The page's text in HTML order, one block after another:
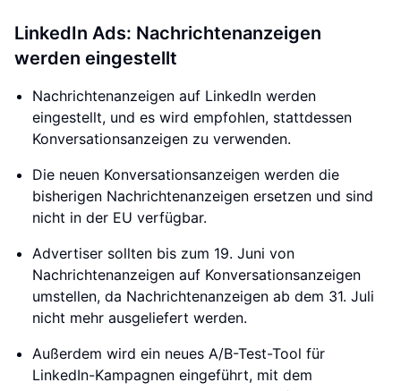
LinkedIn Ads: Nachrichtenanzeigen
werden eingestellt
Nachrichtenanzeigen auf LinkedIn werden
eingestellt, und es wird empfohlen, stattdessen
Konversationsanzeigen zu verwenden.
Die neuen Konversationsanzeigen werden die
bisherigen Nachrichtenanzeigen ersetzen und sind
nicht in der EU verfügbar.
Advertiser sollten bis zum 19. Juni von
Nachrichtenanzeigen auf Konversationsanzeigen
umstellen, da Nachrichtenanzeigen ab dem 31. Juli
nicht mehr ausgeliefert werden.
Außerdem wird ein neues A/B-Test-Tool für
LinkedIn-Kampagnen eingeführt, mit dem